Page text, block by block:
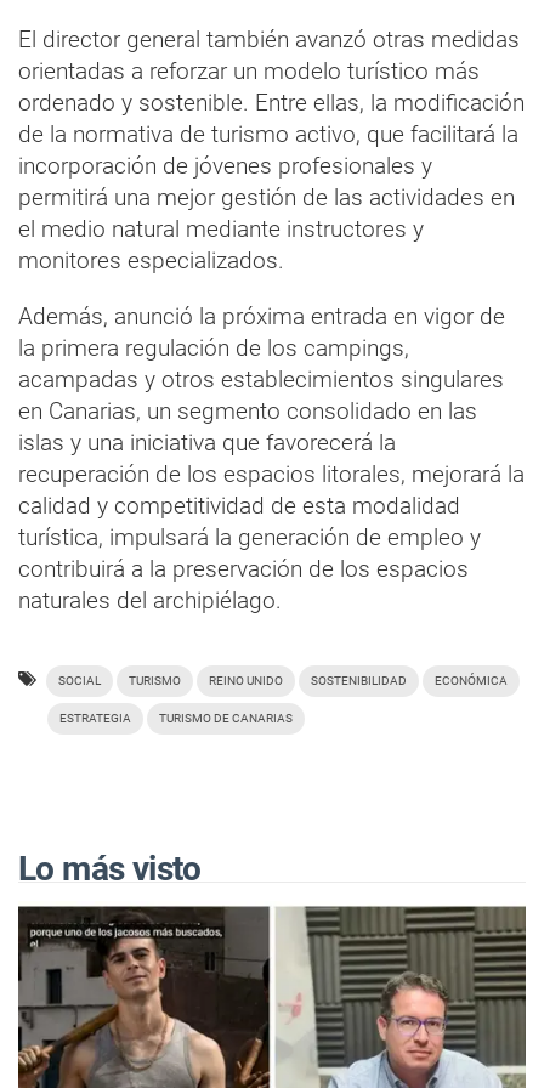
El director general también avanzó otras medidas
orientadas a reforzar un modelo turístico más
ordenado y sostenible. Entre ellas, la modificación
de la normativa de turismo activo, que facilitará la
incorporación de jóvenes profesionales y
permitirá una mejor gestión de las actividades en
el medio natural mediante instructores y
monitores especializados.
Además, anunció la próxima entrada en vigor de
la primera regulación de los campings,
acampadas y otros establecimientos singulares
en Canarias, un segmento consolidado en las
islas y una iniciativa que favorecerá la
recuperación de los espacios litorales, mejorará la
calidad y competitividad de esta modalidad
turística, impulsará la generación de empleo y
contribuirá a la preservación de los espacios
naturales del archipiélago.
SOCIAL TURISMO REINO UNIDO SOSTENIBILIDAD ECONÓMICA
ESTRATEGIA TURISMO DE CANARIAS
Lo más visto